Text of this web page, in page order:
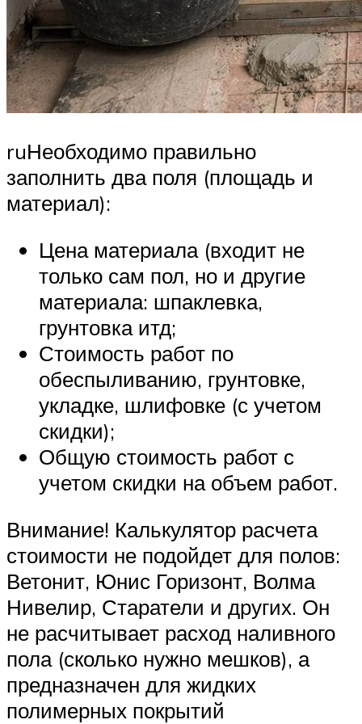
ruНеобходимо правильно
заполнить два поля (площадь и
материал):
Цена материала (входит не
только сам пол, но и другие
материала: шпаклевка,
грунтовка итд;
Стоимость работ по
обеспыливанию, грунтовке,
укладке, шлифовке (с учетом
скидки);
Общую стоимость работ с
учетом скидки на объем работ.
Внимание! Калькулятор расчета
стоимости не подойдет для полов:
Ветонит, Юнис Горизонт, Волма
Нивелир, Старатели и других. Он
не расчитывает расход наливного
пола (сколько нужно мешков), а
предназначен для жидких
полимерных покрытий